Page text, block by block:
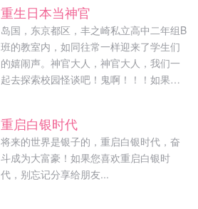
他是胖了还是瘦了，但我不敢跟他视频，
怕打扰他影响他。人生还真是无常，这场
病疫说爆发就爆发了。林匆匆这么年轻的
生命说消逝就这么消逝了。一个对社会如
此有价值的生命消亡起来也不过就是一
我忍不住自嘲，像我这种对社会没有什么
价值的人却还好好的活着，被那些英雄烈
士人物保护得那么好。如果您喜欢并非绥
年，别忘记分享给朋友...
重生日本当神官
岛国，东京都区，丰之崎私立高中二年组B
班的教室内，如同往常一样迎来了学生们
的嬉闹声。神官大人，神官大人，我们一
起去探索校园怪谈吧！鬼啊！！！如果您
重启白银时代
将来的世界是银子的，重启白银时代，奋
斗成为大富豪！如果您喜欢重启白银时
代，别忘记分享给朋友...